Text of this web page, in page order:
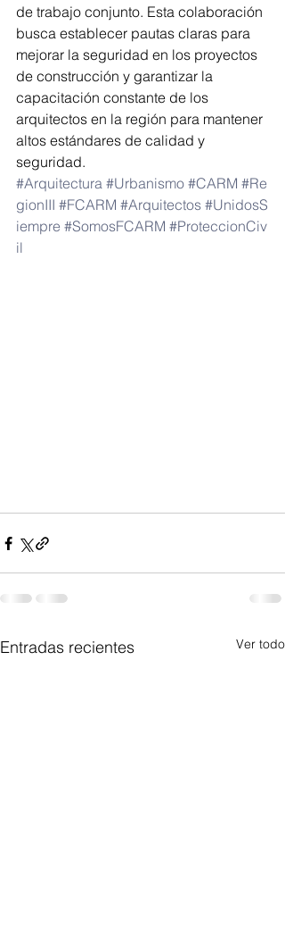
de trabajo conjunto. Esta colaboración
busca establecer pautas claras para
mejorar la seguridad en los proyectos
de construcción y garantizar la
capacitación constante de los
arquitectos en la región para mantener
altos estándares de calidad y
seguridad.
#Arquitectura #Urbanismo #CARM #Re
gionIII #FCARM #Arquitectos #UnidosS
iempre #SomosFCARM #ProteccionCiv
il
Entradas recientes Ver todo